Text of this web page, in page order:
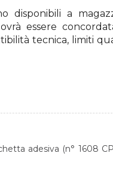
disponibili a
essere
tecnica, limiti
adesiva (n° 1608